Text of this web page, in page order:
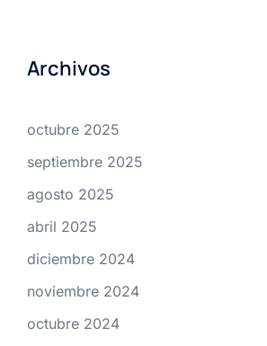
Archivos
octubre 2025
septiembre 2025
agosto 2025
abril 2025
diciembre 2024
noviembre 2024
octubre 2024